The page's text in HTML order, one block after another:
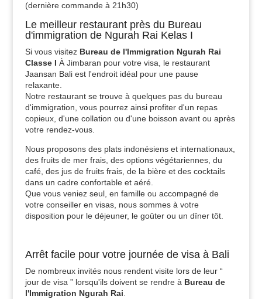
(dernière commande à 21h30)
Le meilleur restaurant près du Bureau
d'immigration de Ngurah Rai Kelas I
Si vous visitez Bureau de l'Immigration Ngurah Rai
Classe I À Jimbaran pour votre visa, le restaurant
Jaansan Bali est l'endroit idéal pour une pause
relaxante.
Notre restaurant se trouve à quelques pas du bureau
d'immigration, vous pourrez ainsi profiter d'un repas
copieux, d'une collation ou d'une boisson avant ou après
votre rendez-vous.
Nous proposons des plats indonésiens et internationaux,
des fruits de mer frais, des options végétariennes, du
café, des jus de fruits frais, de la bière et des cocktails
dans un cadre confortable et aéré.
Que vous veniez seul, en famille ou accompagné de
votre conseiller en visas, nous sommes à votre
disposition pour le déjeuner, le goûter ou un dîner tôt.
Arrêt facile pour votre journée de visa à Bali
De nombreux invités nous rendent visite lors de leur “
jour de visa ” lorsqu'ils doivent se rendre à Bureau de
l'Immigration Ngurah Rai.